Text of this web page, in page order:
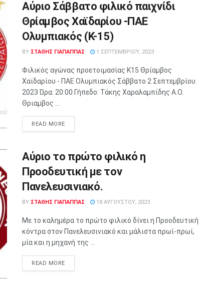
Αύριο Σάββατο φιλικό παιχνίδι
Θρίαμβος Χαϊδαρίου -ΠΑΕ
Ολυμπιακός (Κ-15)
BY ΣΤΑΘΗΣ ΓΊΑΠΑΠΠΑΣ 1 ΣΕΠΤΕΜΒΡΊΟΥ, 2023
Φιλικός αγώνας προετοιμασίας Κ15 Θρίαμβος
Χαϊδαρίου - ΠΑΕ Ολυμπιακός Σάββατο 2 Σεπτεμβρίου
2023 Ώρα: 20:00 Γήπεδο: Τάκης Χαραλαμπίδης Α.Ο.
Θριαμβος ...
READ MORE
Αύριο το πρώτο φιλικό η
Προοδευτική με τον
Πανελευσινιακό.
BY ΣΤΑΘΗΣ ΓΊΑΠΑΠΠΑΣ 18 ΑΥΓΟΎΣΤΟΥ, 2023
Με το καλημέρα το πρώτο φιλικό δίνει η Προοδευτική
κόντρα στον Πανελευσινιακό και μάλιστα πρωί-πρωί,
μία και η μηχανή της ...
READ MORE